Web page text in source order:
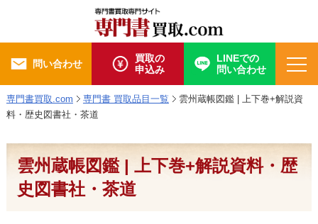
問い合わせ
買取の
申込み
LINEでの
問い合わせ
専門書買取.com 専門書 買取品目一覧
雲州蔵帳図鑑 | 上下巻+解説資
料・歴史図書社・茶道
雲州蔵帳図鑑 | 上下巻+解説資料・歴
史図書社・茶道